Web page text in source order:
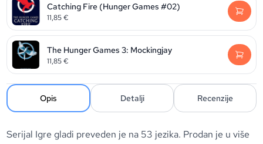
Catching Fire (Hunger Games #02)
11,85€
The Hunger Games 3: Mockingjay
11,85€
Opis Detalji Recenzije
Serijal Igre gladi preveden je na 53 jezika. Prodan je u više